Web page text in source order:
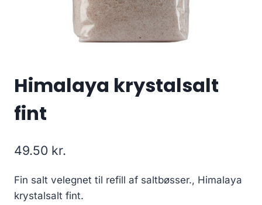
Himalaya krystalsalt
fint
49.50 kr.
Fin salt velegnet til refill af saltbøsser., Himalaya
krystalsalt fint.